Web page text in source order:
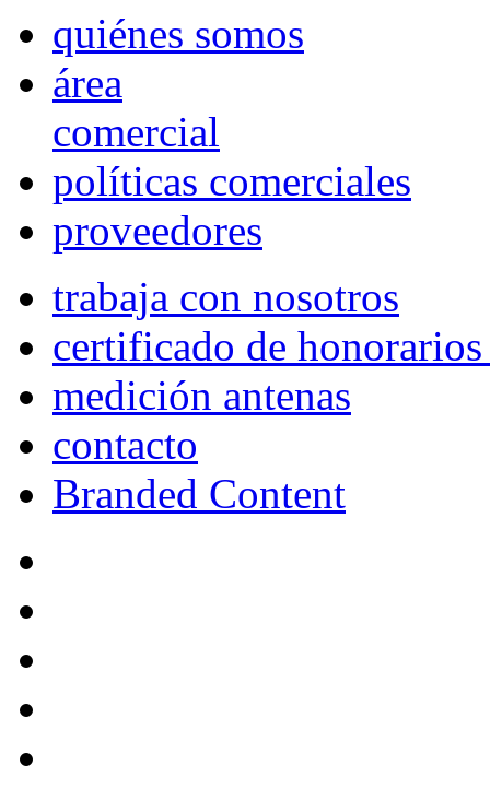
quiénes somos
área
comercial
políticas comerciales
proveedores
trabaja con nosotros
certificado de
medición antenas
contacto
Branded Content